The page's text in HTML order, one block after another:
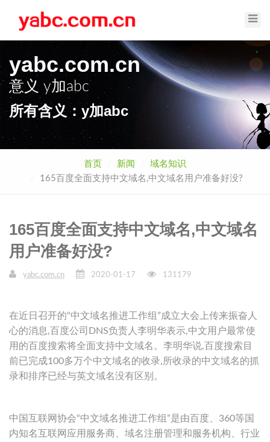
yabc.com.cn
意义y加abc
所有含义：y加abc
首页 新闻
域名知识
165百度全面支持中文域名,中文域名用户准备好没?
165百度全面支持中文域名,中文域名
用户准备好没?
yabc.com.cn 2020-01-17 131179
在近日召开的“中文域名推进工作组”成立大会上传来振奋人
心的消息,百度公司DNS负责人李明华表示,中文用户最常使
用的百度搜索将全面支持中文域名。李明华说,百度搜索目
前已完成100多万个中文域名的收录,所收录的中文域名的抓
录和排序已经与英文域名没有区别。
中国互联网协会“中文域名推进工作组”是由百度、360等国
内知名互联网应用服务商、域名注册管理和服务机构、行业